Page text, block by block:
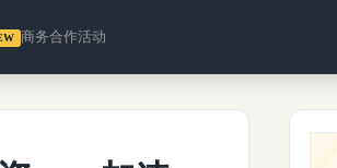
商务合作活动